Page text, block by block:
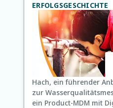
ERFOLGSGESCHICHTE
Hach, ein führender
zur
ein Product-MDM mit